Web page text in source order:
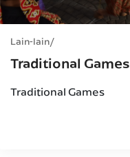
Lain-lain
Traditional Games
Traditional Games